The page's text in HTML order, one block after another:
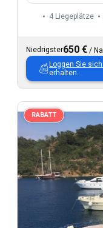
4 Liegeplätze
Niedrigster650 € /
Loggen Sie
erhalten.
RABATT